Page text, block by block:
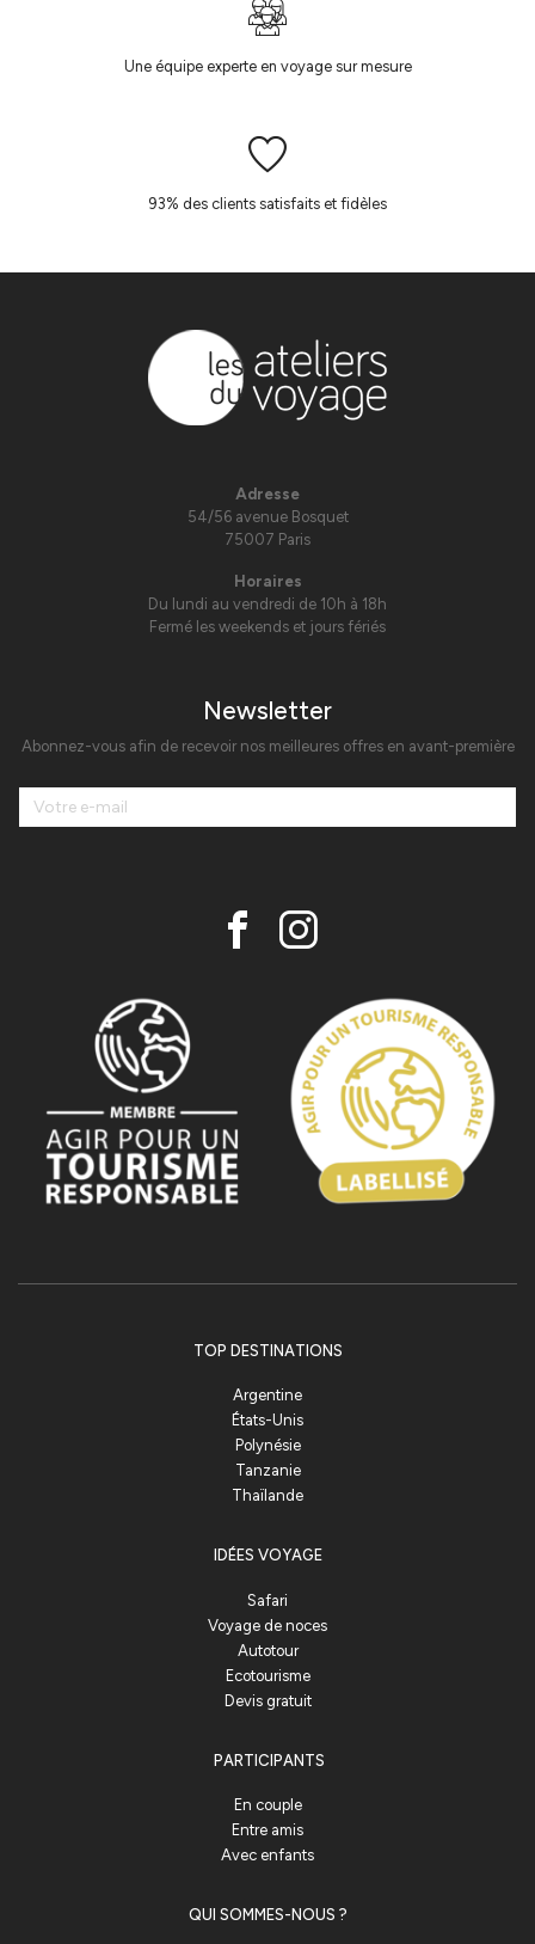
Une équipe experte en voyage sur mesure
93% des clients satisfaits et fidèles
Adresse
54/56 avenue Bosquet
75007 Paris
Horaires
Du lundi au vendredi de 10h à 18h
Fermé les weekends et jours fériés
Newsletter
Abonnez-vous afin de recevoir nos meilleures offres en avant-première
TOP DESTINATIONS
Argentine
États-Unis
Polynésie
Tanzanie
Thaïlande
IDÉES VOYAGE
Safari
Voyage de noces
Autotour
Ecotourisme
Devis gratuit
PARTICIPANTS
En couple
Entre amis
Avec enfants
QUI SOMMES-NOUS ?